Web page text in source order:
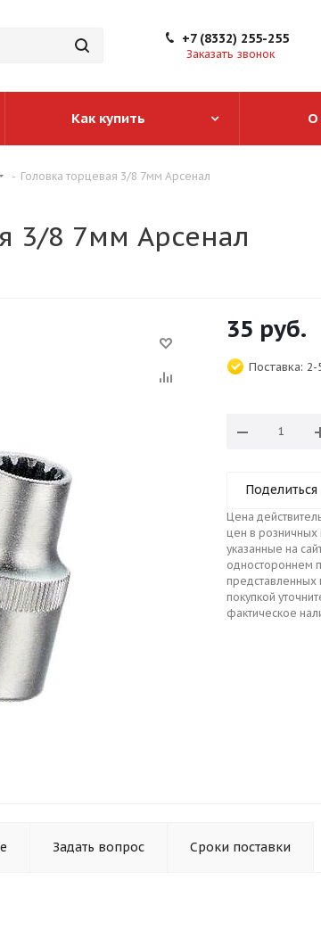
+7 (8332) 255-255
Заказать звонок
Как купить О
- Головка торцевая 3/8 7мм Арсенал
3/8 7мм Арсенал
35 руб.
Поставка: 2-
Поделиться
Цена
цен в розничных
указанные на
одностороннем
представленных
покупкой
фактическое
Задать вопрос Сроки поставки